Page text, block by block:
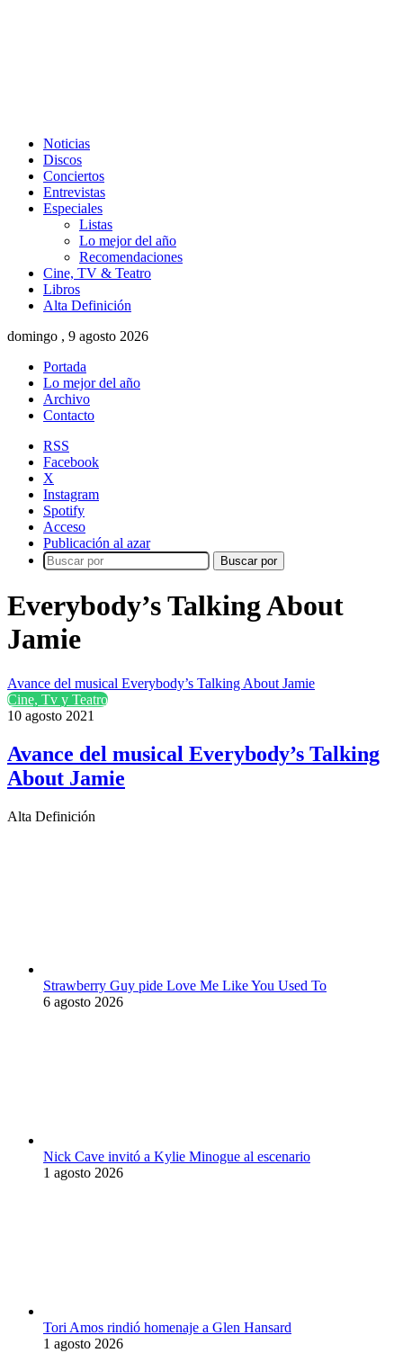
Noticias
Discos
Conciertos
Entrevistas
Especiales
Listas
Lo mejor del año
Recomendaciones
Cine, TV & Teatro
Libros
Alta Definición
domingo , 9 agosto 2026
Portada
Lo mejor del año
Archivo
Contacto
RSS
Facebook
X
Instagram
Spotify
Acceso
Publicación al azar
Buscar por
Everybody’s Talking About
Jamie
Avance del musical Everybody’s Talking About Jamie
Cine, Tv y Teatro
10 agosto 2021
Avance del musical Everybody’s Talking
About Jamie
Alta Definición
Strawberry Guy pide Love Me Like You Used To
6 agosto 2026
Nick Cave invitó a Kylie Minogue al escenario
1 agosto 2026
Tori Amos rindió homenaje a Glen Hansard
1 agosto 2026